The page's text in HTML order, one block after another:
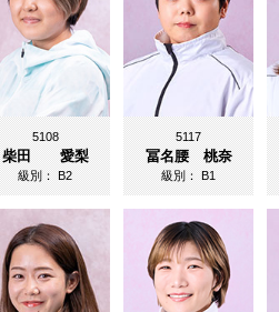
5108
柴田 愛梨
級別：B2
5117
冨名腰 桃奈
級別：B1